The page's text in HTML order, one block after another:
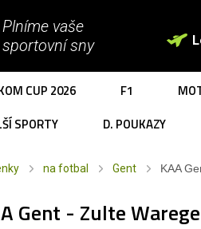
Plníme vaše
sportovní sny
CUP 2026 F1
SPORTY D. POUKAZY
na fotbal Gent KAA
Gent - Zulte